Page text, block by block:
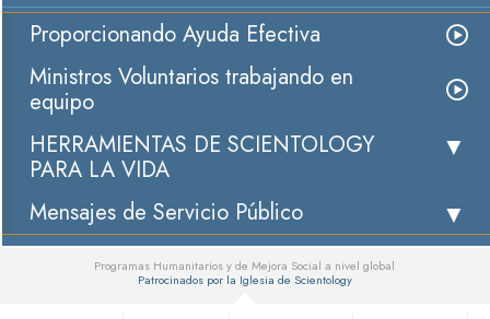
Proporcionando Ayuda Efectiva
Ministros Voluntarios trabajando en
equipo
HERRAMIENTAS DE SCIENTOLOGY
PARA LA VIDA
Mensajes de Servicio Público
Programas Humanitarios y de Mejora Social a nivel global
Patrocinados por la Iglesia de Scientology